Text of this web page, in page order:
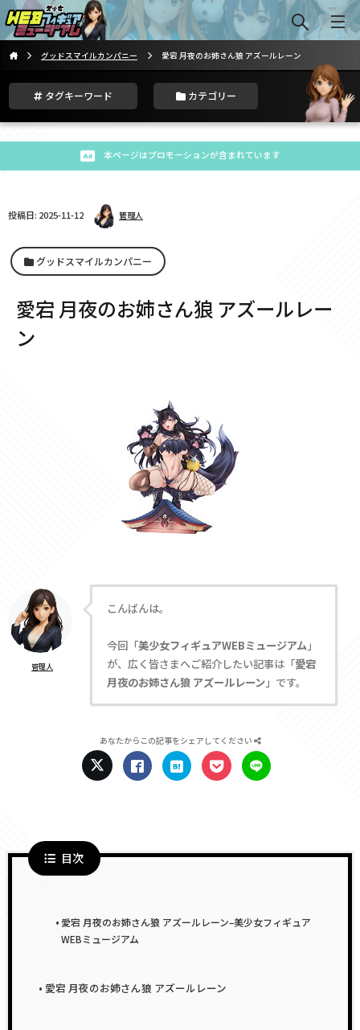
グッドスマイルカンパニー 愛宕 月夜のお姉さん狼 アズールレーン
タグキーワード カテゴリー
本ページはプロモーションが含まれています
投稿日: 2025-11-12 管理人
グッドスマイルカンパニー
愛宕 月夜のお姉さん狼 アズールレー
ン
管理人
こんばんは。
今回「美少女フィギュアWEBミュージアム」
が、広く皆さまへご紹介したい記事は「愛宕
月夜のお姉さん狼 アズールレーン」です。
あなたからこの記事をシェアしてください
目次
愛宕 月夜のお姉さん狼 アズールレーン–美少女フィギュア
WEBミュージアム
愛宕 月夜のお姉さん狼 アズールレーン